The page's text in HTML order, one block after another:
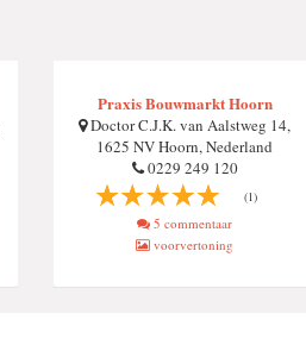
Praxis Bouwmarkt Hoorn
Doctor C.J.K. van Aalstweg 14,
1625 NV Hoorn, Nederland
0229 249 120
(1)
5 commentaar
voorvertoning